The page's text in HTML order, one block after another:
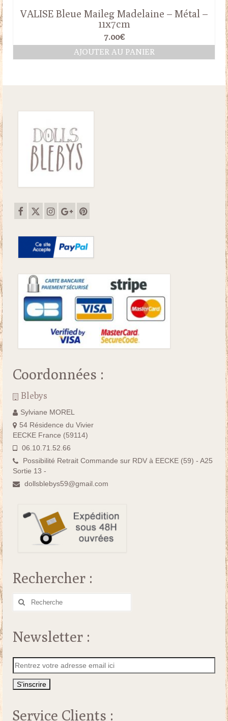
VALISE Bleue Maileg Madelaine – Métal –
11x7cm
7.00€
AJOUTER AU PANIER
Coordonnées :
Blebys
Sylviane MOREL
54 Résidence du Vivier
EECKE France (59114)
06.10.71.52.66
Possibilité Retrait Commande sur RDV à EECKE (59) - A25
Sortie 13 -
dollsblebys59@gmail.com
Rechercher :
Rechercher
Newsletter :
Service Clients :